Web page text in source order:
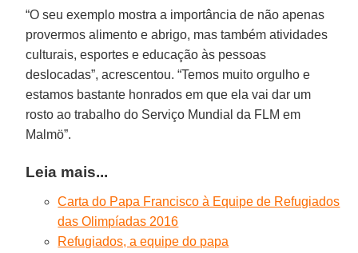
“O seu exemplo mostra a importância de não apenas
provermos alimento e abrigo, mas também atividades
culturais, esportes e educação às pessoas
deslocadas”, acrescentou. “Temos muito orgulho e
estamos bastante honrados em que ela vai dar um
rosto ao trabalho do Serviço Mundial da FLM em
Malmö”.
Leia mais...
Carta do Papa Francisco à Equipe de Refugiados
das Olimpíadas 2016
Refugiados, a equipe do papa